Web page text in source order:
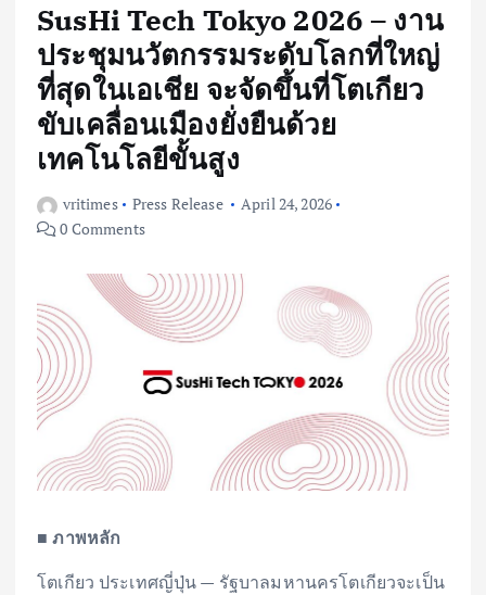
SusHi Tech Tokyo 2026 – งาน
ประชุมนวัตกรรมระดับโลกที่ใหญ่
ที่สุดในเอเชีย จะจัดขึ้นที่โตเกียว
ขับเคลื่อนเมืองยั่งยืนด้วย
เทคโนโลยีขั้นสูง
vritimes Press Release
April 24, 2026
0 Comments
■ ภาพหลัก
โตเกียว ประเทศญี่ปุ่น — รัฐบาลมหานครโตเกียวจะเป็น